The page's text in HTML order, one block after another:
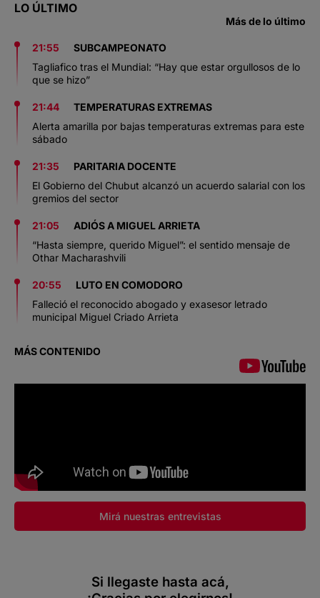
LO ÚLTIMO
Más de lo último
21:55
SUBCAMPEONATO
Tagliafico tras el Mundial: “Hay que estar orgullosos de lo
que se hizo”
21:44
TEMPERATURAS EXTREMAS
Alerta amarilla por bajas temperaturas extremas para este
sábado
21:35
PARITARIA DOCENTE
El Gobierno del Chubut alcanzó un acuerdo salarial con los
gremios del sector
21:05
ADIÓS A MIGUEL ARRIETA
“Hasta siempre, querido Miguel”: el sentido mensaje de
Othar Macharashvili
20:55
LUTO EN COMODORO
Falleció el reconocido abogado y exasesor letrado
municipal Miguel Criado Arrieta
MÁS CONTENIDO
Mirá nuestras entrevistas
Si llegaste hasta acá,